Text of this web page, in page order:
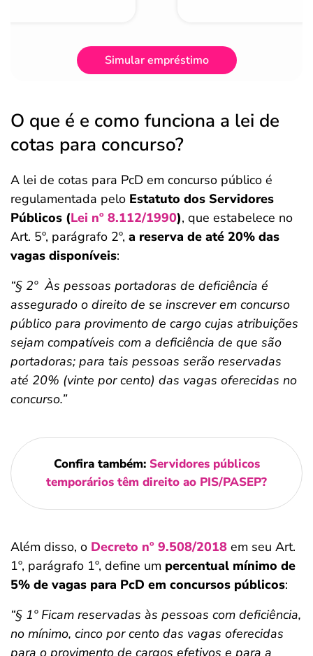
Simular empréstimo
O que é e como funciona a lei de
cotas para concurso?
A lei de cotas para PcD em concurso público é
regulamentada pelo Estatuto dos Servidores
Públicos (Lei nº 8.112/1990), que estabelece no
Art. 5º, parágrafo 2º, a reserva de até 20% das
vagas disponíveis:
“§ 2º Às pessoas portadoras de deficiência é
assegurado o direito de se inscrever em concurso
público para provimento de cargo cujas atribuições
sejam compatíveis com a deficiência de que são
portadoras; para tais pessoas serão reservadas
até 20% (vinte por cento) das vagas oferecidas no
concurso.”
Confira também: Servidores públicos
temporários têm direito ao PIS/PASEP?
Além disso, o Decreto nº 9.508/2018 em seu Art.
1º, parágrafo 1º, define um percentual mínimo de
5% de vagas para PcD em concursos públicos:
“§ 1º Ficam reservadas às pessoas com deficiência,
no mínimo, cinco por cento das vagas oferecidas
para o provimento de cargos efetivos e para a